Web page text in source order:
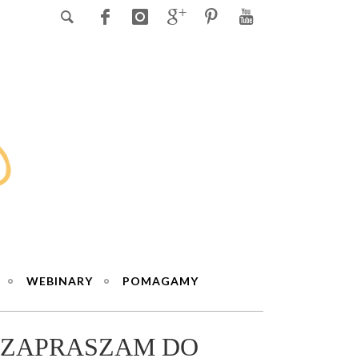
WEBINARY POMAGAMY
ZAPRASZAM DO